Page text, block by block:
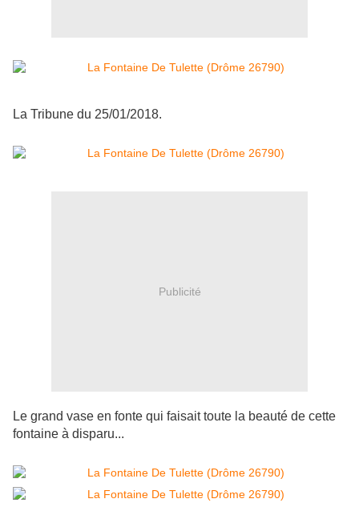
La Tribune du 25/01/2018.
Publicité
Le grand vase en fonte qui faisait toute la beauté de cette
fontaine à disparu...